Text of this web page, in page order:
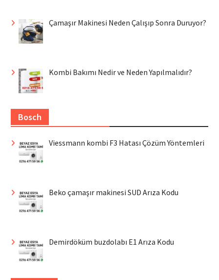
Çamaşır Makinesi Neden Çalışıp Sonra Duruyor?
Kombi Bakımı Nedir ve Neden Yapılmalıdır?
Bosch
Viessmann kombi F3 Hatası Çözüm Yöntemleri
Beko çamaşır makinesi SUD Arıza Kodu
Demirdöküm buzdolabı E1 Arıza Kodu